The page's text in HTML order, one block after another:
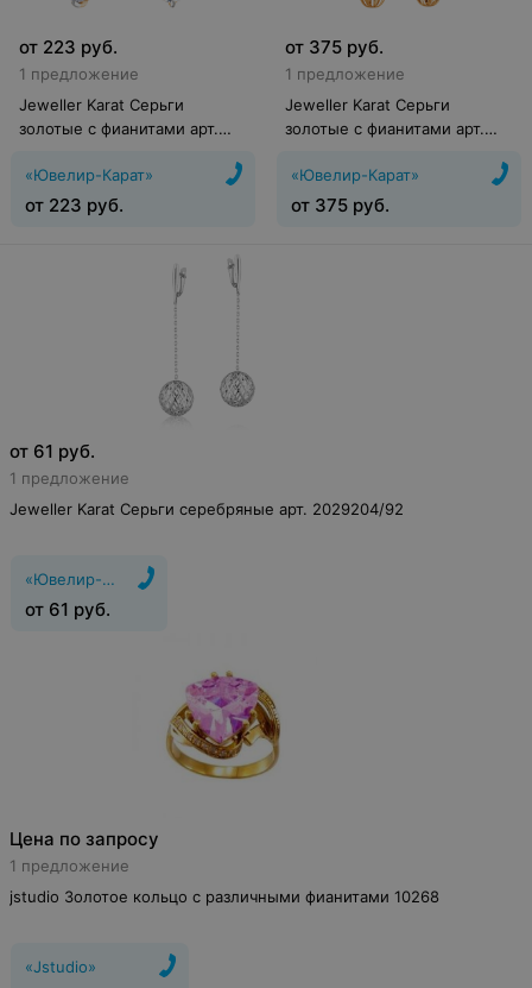
от 223 руб.
1 предложение
Jeweller Karat Серьги
золотые с фианитами арт.
«Ювелир-Карат»
от 223 руб.
от 375 руб.
1 предложение
Jeweller Karat Серьги
золотые с фианитами арт.
«Ювелир-Карат»
от 375 руб.
от 61 руб.
1 предложение
Jeweller Karat Серьги серебряные арт. 2029204/92
«Ювелир-Карат»
от 61 руб.
Цена по запросу
1 предложение
jstudio Золотое кольцо с различными фианитами 10268
«Jstudio»